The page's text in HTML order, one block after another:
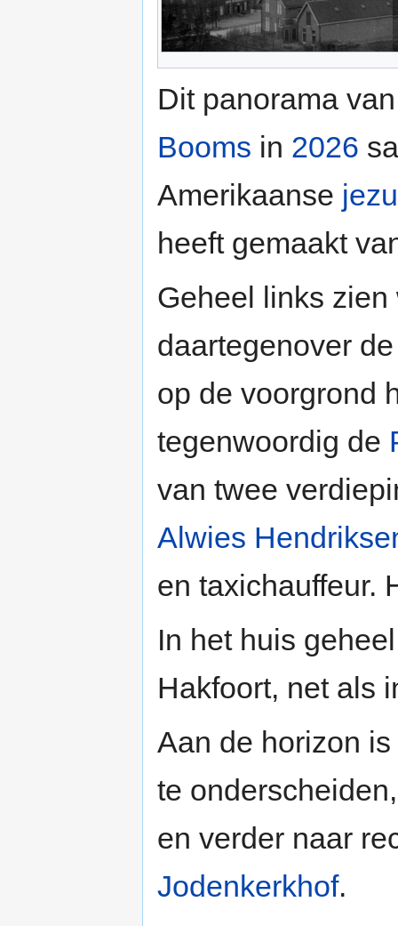
Dit panorama
Booms in 2026
Amerikaanse
heeft gemaakt
Geheel links
daartegenover
op de voorgrond
tegenwoordig de
van twee
Alwies
en taxichauffeur.
In het huis
Hakfoort, net als
Aan de horizon
te
en verder naar
Jodenkerkhof.